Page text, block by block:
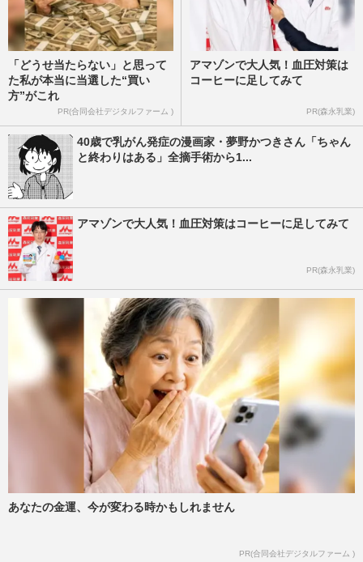
「どうせ当たらない」と思って
た私が本当に当選した“買い
方”がこれ
PR(合同会社デジタルファーム )
アマゾンで大人気！血圧対策は
コーヒーに足してみて
PR(森永乳業)
40歳で乳がん発症の漫画家・夢野かつきさん「ちゃん
と終わりはある」全摘手術から1...
アマゾンで大人気！血圧対策はコーヒーに足してみて
PR(森永乳業)
あなたの金運、今が変わる時かもしれません
PR(合同会社デジタルファーム )